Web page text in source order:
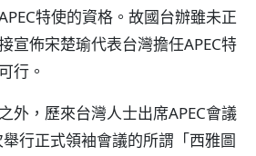
特使的資格。故國台辦雖未正
宣佈宋楚瑜代表台灣擔任APEC特
行。
外，歷來台灣人士出席APEC會議
行正式領袖會議的所謂「西雅圖